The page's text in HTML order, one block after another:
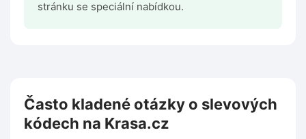
stránku se speciální nabídkou.
Často kladené otázky o slevových
kódech na Krasa.cz